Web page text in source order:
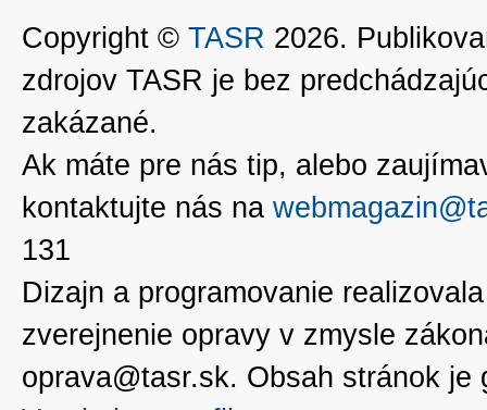
Copyright © TASR 2026.
zdrojov TASR je bez
zakázané.
Ak máte pre nás tip, alebo
kontaktujte nás na
131
Dizajn a programovanie
zverejnenie opravy v zmysle
oprava@tasr.sk. Obsah stránok